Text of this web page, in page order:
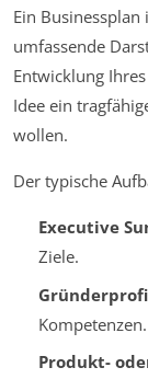
Ein
umfassende
Entwicklung
Idee ein
wollen.
Der typische
Executive
Ziele.
Kompetenzen.
Produkt-